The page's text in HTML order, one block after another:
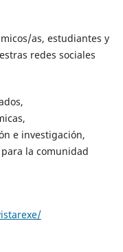
as, estudiantes y
redes sociales
e investigación,
la comunidad